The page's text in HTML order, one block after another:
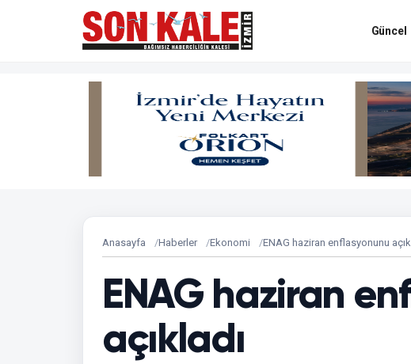
Güncel
Anasayfa Haberler Ekonomi ENAG haziran enflasyonunu
ENAG haziran
açıkladı